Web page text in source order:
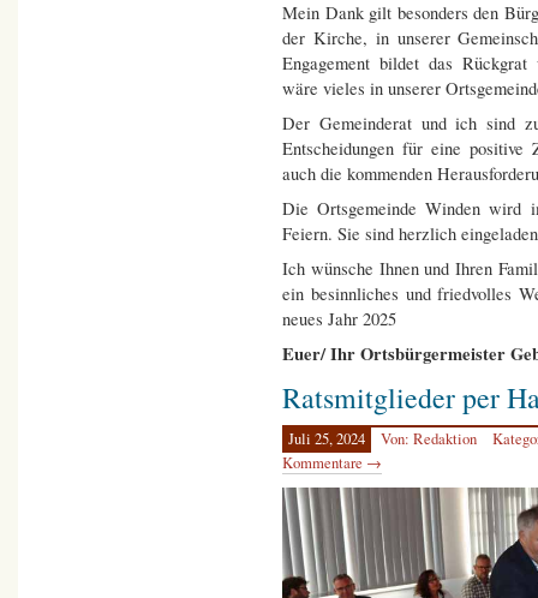
Mein Dank gilt besonders den
der Kirche, in unserer
Engagement bildet das
wäre vieles in unserer
Der Gemeinderat und ich sind
Entscheidungen für eine
auch die kommenden
Die Ortsgemeinde Winden wird
Feiern. Sie sind herzlich
Ich wünsche Ihnen und Ihren
ein besinnliches und friedvolles
neues Jahr 2025
Euer/ Ihr Ortsbürgermeister
Ratsmitglieder per
Juli 25, 2024 Von: Redaktion
Kommentare →